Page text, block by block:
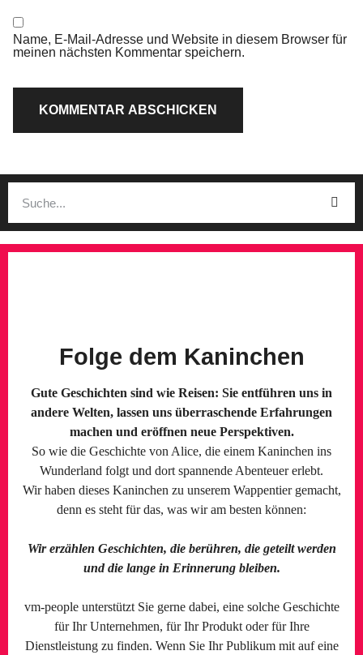
Name, E-Mail-Adresse und Website in diesem Browser für
meinen nächsten Kommentar speichern.
Folge dem Kaninchen
Gute Geschichten sind wie Reisen: Sie entführen uns in
andere Welten, lassen uns überraschende Erfahrungen
machen und eröffnen neue Perspektiven.
So wie die Geschichte von Alice, die einem Kaninchen ins
Wunderland folgt und dort spannende Abenteuer erlebt.
Wir haben dieses Kaninchen zu unserem Wappentier gemacht,
denn es steht für das, was wir am besten können:
Wir erzählen Geschichten, die berühren, die geteilt werden
und die lange in Erinnerung bleiben.
vm-people unterstützt Sie gerne dabei, eine solche Geschichte
für Ihr Unternehmen, für Ihr Produkt oder für Ihre
Dienstleistung zu finden. Wenn Sie Ihr Publikum mit auf eine